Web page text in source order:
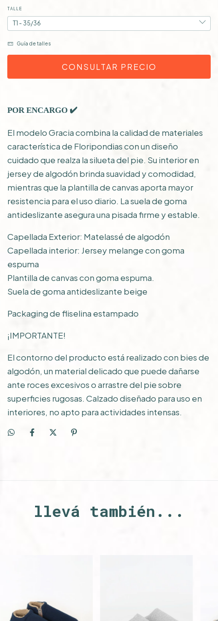
TALLE
Guía de talles
POR ENCARGO ✔️
El modelo Gracia combina la calidad de materiales
característica de Floripondias con un diseño
cuidado que realza la silueta del pie. Su interior en
jersey de algodón brinda suavidad y comodidad,
mientras que la plantilla de canvas aporta mayor
resistencia para el uso diario. La suela de goma
antideslizante asegura una pisada firme y estable.
Capellada Exterior: Matelassé de algodón
Capellada interior: Jersey melange con goma
espuma
Plantilla de canvas con goma espuma.
Suela de goma antideslizante beige
Packaging de fliselina estampado
¡IMPORTANTE!
El contorno del producto está realizado con bies de
algodón, un material delicado que puede dañarse
ante roces excesivos o arrastre del pie sobre
superficies rugosas. Calzado diseñado para uso en
interiores, no apto para actividades intensas.
llevá también...